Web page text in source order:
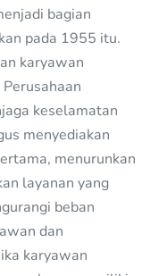
bagian
pada 1955 itu.
karyawan
keselamatan
menyediakan
menurunkan
layanan yang
beban
dan
karyawan